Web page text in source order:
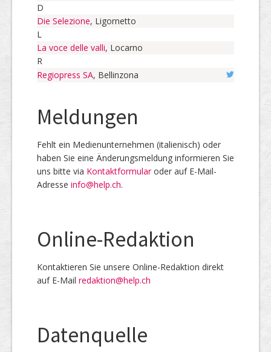
D
Die Selezione, Ligornetto
L
La voce delle valli, Locarno
R
Regiopress SA, Bellinzona
Meldungen
Fehlt ein Medienunternehmen (italienisch) oder
haben Sie eine Änderungsmeldung informieren Sie
uns bitte via Kontaktformularoder auf E-Mail-
Adresse info@help.ch.
Online-Redaktion
Kontaktieren Sie unsere Online-Redaktion direkt
auf E-Mail redaktion@help.ch
Datenquelle